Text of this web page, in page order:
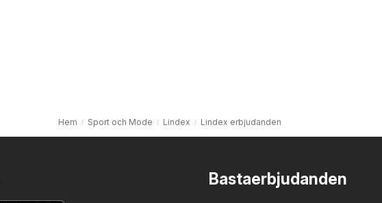
Hem Sport och Mode Lindex Lindex erbjudanden
Bastaerbjudanden